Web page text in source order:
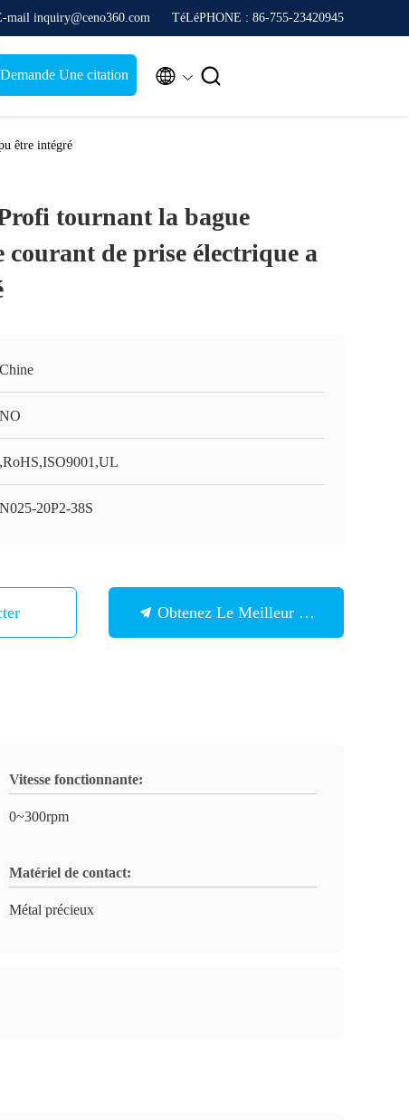
mail inquiry@ceno360.com TéLéPHONE : 86-755-23420945
Demande Une citation  
être intégré
tournant la bague
courant de prise électrique a
20P2-38S
Obtenez Le Meilleur Prix
Vitesse fonctionnante:
0~300rpm
Matériel de contact:
Métal précieux